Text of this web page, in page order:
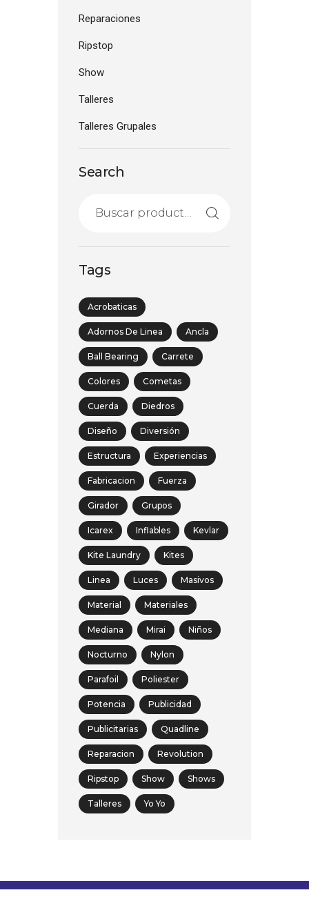
Reparaciones
Ripstop
Show
Talleres
Talleres Grupales
Search
Tags
Acrobaticas
Adornos De Linea Ancla
Ball Bearing Carrete
Colores Cometas
Cuerda Diedros
Diseño Diversión
Estructura Experiencias
Fabricacion Fuerza
Girador Grupos
Icarex Inflables Kevlar
Kite Laundry Kites
Linea Luces Masivos
Material Materiales
Mediana Mirai Niños
Nocturno Nylon
Parafoil Poliester
Potencia Publicidad
Publicitarias Quadline
Reparacion Revolution
Ripstop Show Shows
Talleres Yo Yo